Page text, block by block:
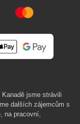
jsme strávili
dalších zájemcům s
na pracovní,